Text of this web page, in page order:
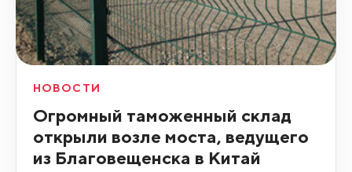
НОВОСТИ
Огромный таможенный склад
открыли возле моста, ведущего
из Благовещенска в Китай